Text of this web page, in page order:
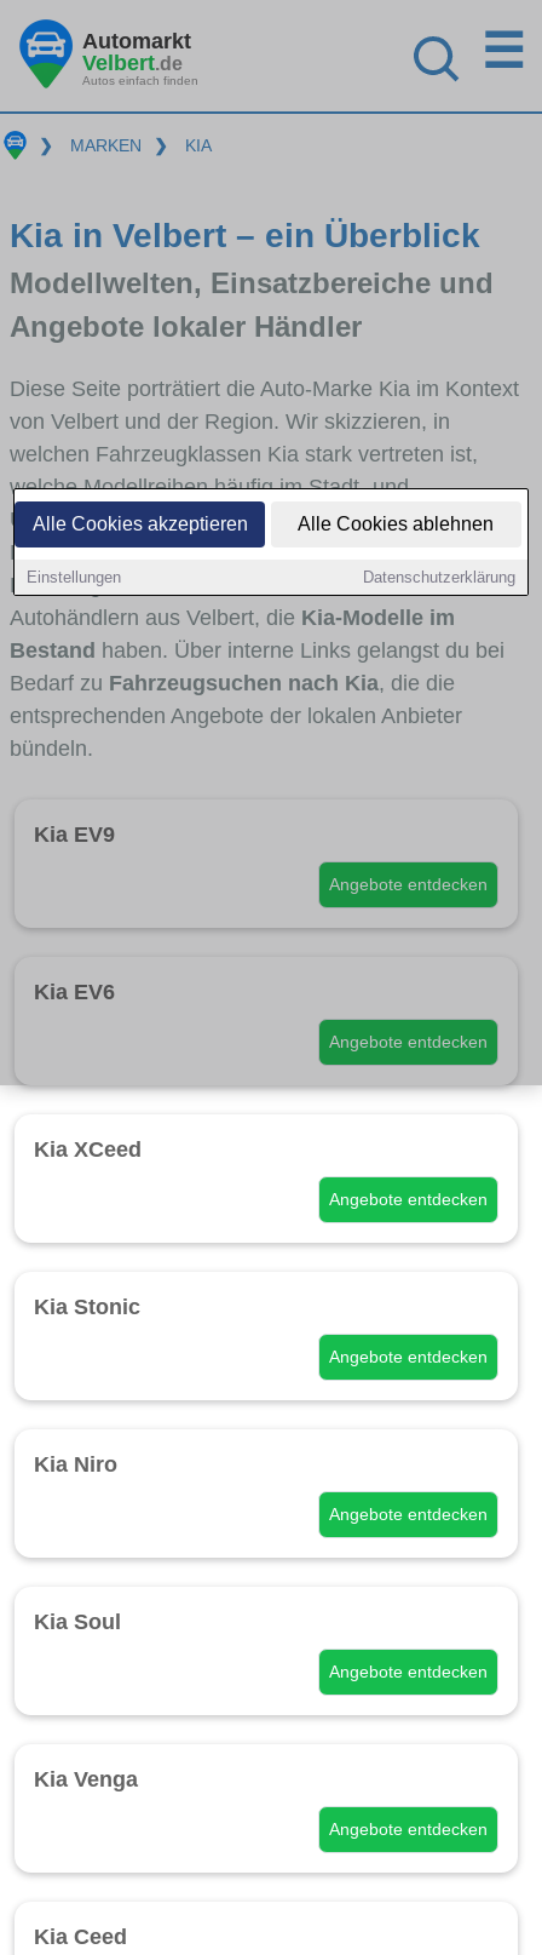
Alle Cookies akzeptieren Alle Cookies ablehnen
Einstellungen Datenschutzerklärung
Automarkt
Velbert.de
Autos einfach finden
☰
❯ MARKEN ❯ KIA
Kia in Velbert – ein Überblick
Modellwelten, Einsatzbereiche und
Angebote lokaler Händler
Diese Seite porträtiert die Auto-Marke Kia im Kontext
von Velbert und der Region. Wir skizzieren, in
welchen Fahrzeugklassen Kia stark vertreten ist,
welche Modellreihen häufig im Stadt- und
Umlandverkehr zu sehen sind und für welche
Fahrertypen die Marke interessant ist. Viele
Fahrzeuge stammen von Autohäusern und
Autohändlern aus Velbert, die Kia-Modelle im
Bestand haben. Über interne Links gelangst du bei
Bedarf zu Fahrzeugsuchen nach Kia, die die
entsprechenden Angebote der lokalen Anbieter
bündeln.
Kia EV9
Angebote entdecken
Kia EV6
Angebote entdecken
Kia XCeed
Angebote entdecken
Kia Stonic
Angebote entdecken
Kia Niro
Angebote entdecken
Kia Soul
Angebote entdecken
Kia Venga
Angebote entdecken
Kia Ceed